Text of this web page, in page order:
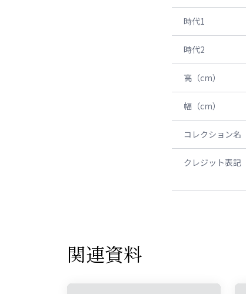
時代1
時代2
高（cm）
幅（cm）
コレクション名
クレジット表記
関連資料